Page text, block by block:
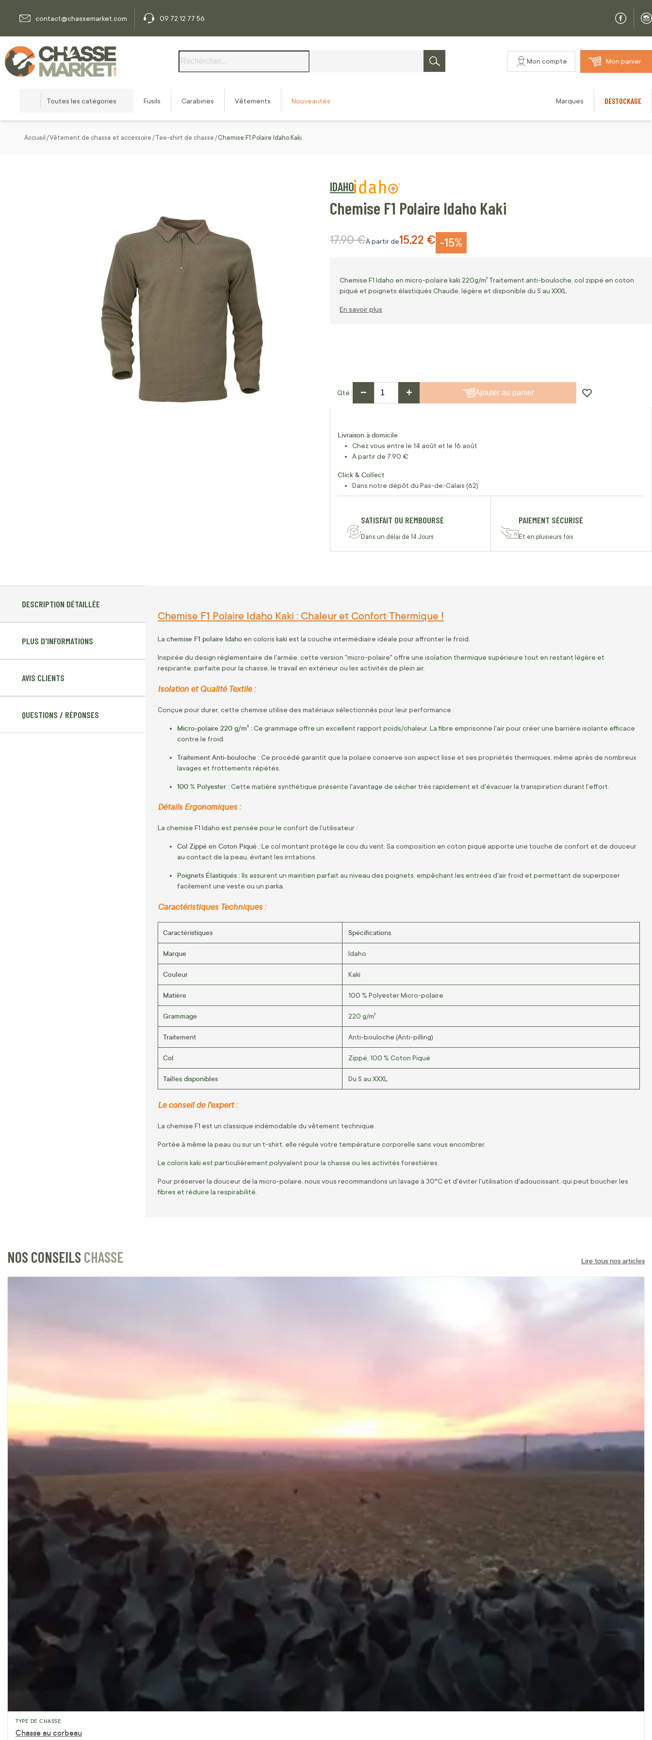
contact@chassemarket.com
09 72 12 77 56
Rechercher
Mon compte Mon panier
Toutes les catégories Fusils Carabines Vêtements Nouveautés Marques DÉSTOCKAGE
Accueil Vêtement de chasse et accessoire Tee-shirt de chasse Chemise F1 Polaire Idaho Kaki
IDAHO
Chemise F1 Polaire Idaho Kaki
-15%
À partir de15,22 €
Prix normal
17,90 €
Chemise F1 Idaho en micro-polaire kaki 220g/m² Traitement anti-bouloche, col zippé en coton
piqué et poignets élastiqués Chaude, légère et disponible du S au XXXL
En savoir plus
Qté − + Ajouter au panier
Livraison à domicile
Chez vous entre le 14 août et le 16 août
À partir de 7,90 €
Click & Collect
Dans notre dépôt du Pas-de-Calais (62)
SATISFAIT OU REMBOURSÉ
Dans un délai de 14 Jours
PAIEMENT SÉCURISÉ
Et en plusieurs fois
DESCRIPTION DÉTAILLÉE
PLUS D'INFORMATIONS
AVIS CLIENTS
QUESTIONS / RÉPONSES
Chemise F1 Polaire Idaho Kaki : Chaleur et Confort Thermique !
La chemise F1 polaire Idaho en coloris kaki est la couche intermédiaire idéale pour affronter le froid.
Inspirée du design réglementaire de l'armée, cette version "micro-polaire" offre une isolation thermique supérieure tout en restant légère et
respirante, parfaite pour la chasse, le travail en extérieur ou les activités de plein air.
Isolation et Qualité Textile :
Conçue pour durer, cette chemise utilise des matériaux sélectionnés pour leur performance :
Micro-polaire 220 g/m² : Ce grammage offre un excellent rapport poids/chaleur. La fibre emprisonne l'air pour créer une barrière isolante efficace
contre le froid.
Traitement Anti-bouloche : Ce procédé garantit que la polaire conserve son aspect lisse et ses propriétés thermiques, même après de nombreux
lavages et frottements répétés.
100 % Polyester : Cette matière synthétique présente l'avantage de sécher très rapidement et d'évacuer la transpiration durant l'effort.
Détails Ergonomiques :
La chemise F1 Idaho est pensée pour le confort de l'utilisateur :
Col Zippé en Coton Piqué : Le col montant protège le cou du vent. Sa composition en coton piqué apporte une touche de confort et de douceur
au contact de la peau, évitant les irritations.
Poignets Élastiqués : Ils assurent un maintien parfait au niveau des poignets, empêchant les entrées d'air froid et permettant de superposer
facilement une veste ou un parka.
Caractéristiques Techniques :
Caractéristiques Spécifications
Marque Idaho
Couleur Kaki
Matière 100 % Polyester Micro-polaire
Grammage 220 g/m²
Traitement Anti-bouloche (Anti-pilling)
Col Zippé, 100 % Coton Piqué
Tailles disponibles Du S au XXXL
Le conseil de l'expert :
La chemise F1 est un classique indémodable du vêtement technique.
Portée à même la peau ou sur un t-shirt, elle régule votre température corporelle sans vous encombrer.
Le coloris kaki est particulièrement polyvalent pour la chasse ou les activités forestières.
Pour préserver la douceur de la micro-polaire, nous vous recommandons un lavage à 30°C et d'éviter l'utilisation d'adoucissant, qui peut boucher les
fibres et réduire la respirabilité.
NOS CONSEILS CHASSE Lire tous nos articles
TYPE DE CHASSE
Chasse au corbeau